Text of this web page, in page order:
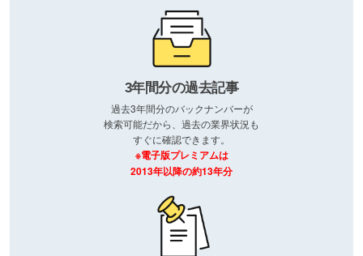
3年間分の過去記事
過去3年間分のバックナンバーが
検索可能だから、過去の業界状況も
すぐに確認できます。
※電子版プレミアムは
2013年以降の約13年分